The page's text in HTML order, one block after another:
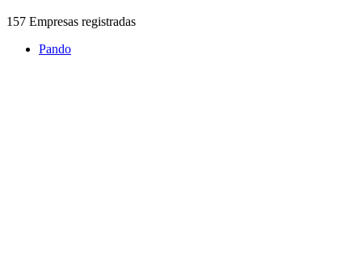
157 Empresas registradas
Pando